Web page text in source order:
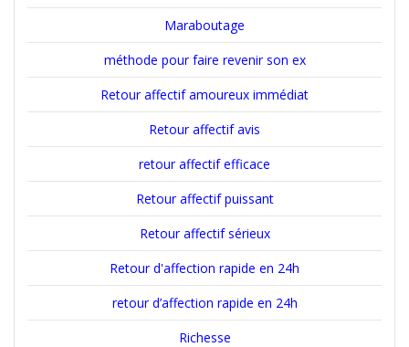
Maraboutage
méthode pour faire revenir son ex
Retour affectif amoureux immédiat
Retour affectif avis
retour affectif efficace
Retour affectif puissant
Retour affectif sérieux
Retour d'affection rapide en 24h
retour d’affection rapide en 24h
Richesse